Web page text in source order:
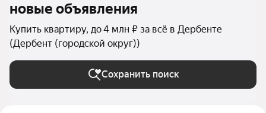
новые объявления
Купить квартиру, до 4 млн ₽ за всё в Дербенте
(Дербент (городской округ))
Сохранить поиск